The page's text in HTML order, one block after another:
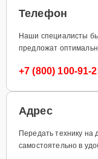
Телефон
Наши специалисты
предложат
+7 (800) 100-91-
Адрес
Передать технику на
самостоятельно в